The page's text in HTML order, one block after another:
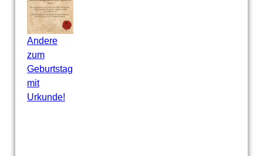
Andere
zum
Geburtstag
mit
Urkunde!